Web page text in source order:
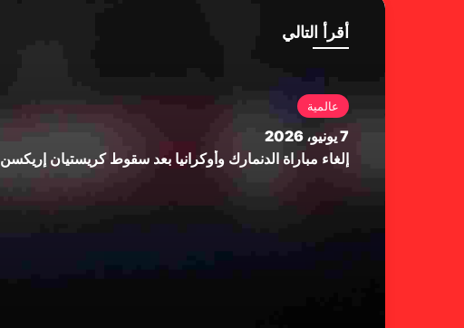
أقرأ التالي
عالمية
7 يونيو، 2026
إلغاء مباراة الدنمارك وأوكرانيا بعد سقوط كريستيان إريكسن